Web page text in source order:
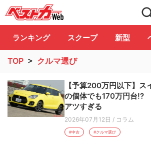
自動車情報誌「ベスト
ランキング スクープ 新型
TOP > クルマ選び
【予算200万円以下】ス
の個体でも170万円台!?
アツすぎる
2026年07月12日 / コラム
#中古 #クルマ選び